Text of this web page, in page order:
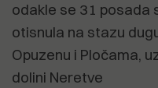
odakle se 31 posada
otisnula na stazu
Opuzenu i Pločama,
dolini Neretve